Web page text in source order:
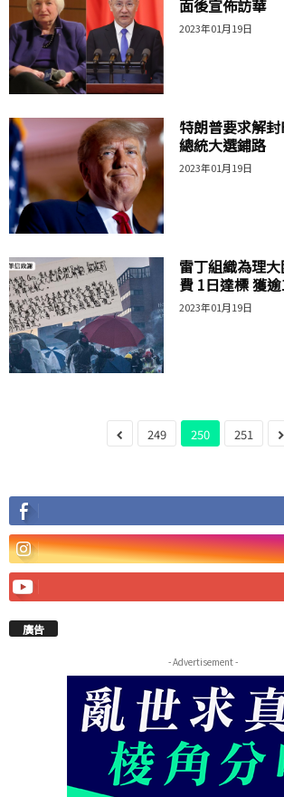
面後宣佈訪華
2023年01月19日
特朗普要求解
總統大選鋪路
2023年01月19日
雷丁組織為理
費 1日達標 獲
2023年01月19日
249 250 251
廣告
- Advertisement -